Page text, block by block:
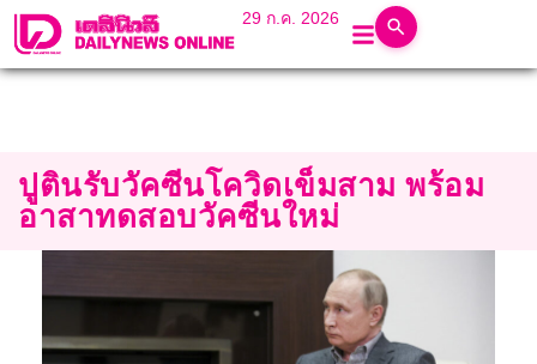
29 ก.ค. 2026
ปูตินรับวัคซีนโควิดเข็มสาม พร้อม
อาสาทดสอบวัคซีนใหม่